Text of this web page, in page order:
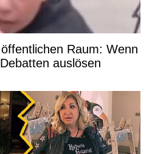
Raum: Wenn
auslösen